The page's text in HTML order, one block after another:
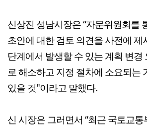
신상진 성남시장은 “자문위원회를
초안에 대한 검토 의견을 사전에 제
단계에서 발생할 수 있는 계획 변경
로 해소하고 지정 절차에 소요되는
있을 것"이라고 말했다.
신 시장은 그러면서 “최근 국토교